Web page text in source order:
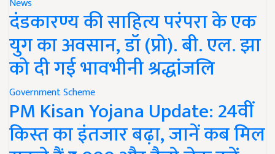
दंडकारण्य की साहित्य परंपरा के एक
युग का अवसान, डॉ (प्रो). बी. एल. झा
को दी गई भावभीनी श्रद्धांजलि
Government Scheme
PM Kisan Yojana Update: 24वीं
किस्त का इंतजार बढ़ा, जानें कब मिल